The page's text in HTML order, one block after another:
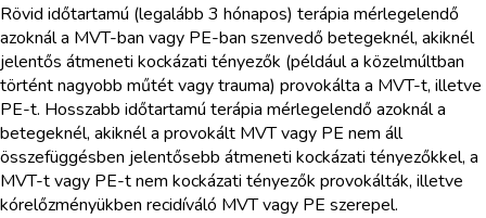
Rövid időtartamú (legalább 3 hónapos) terápia mérlegelendő
azoknál a MVT-ban vagy PE-ban szenvedő betegeknél, akiknél
jelentős átmeneti kockázati tényezők (például a közelmúltban
történt nagyobb műtét vagy trauma) provokálta a MVT-t, illetve
PE-t. Hosszabb időtartamú terápia mérlegelendő azoknál a
betegeknél, akiknél a provokált MVT vagy PE nem áll
összefüggésben jelentősebb átmeneti kockázati tényezőkkel, a
MVT-t vagy PE-t nem kockázati tényezők provokálták, illetve
kórelőzményükben recidíváló MVT vagy PE szerepel.